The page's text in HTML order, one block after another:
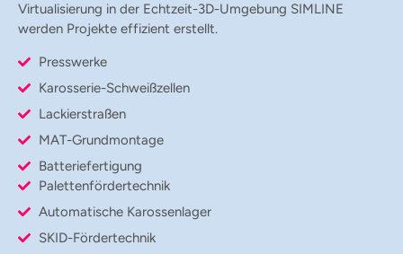
Virtualisierung in der Echtzeit-3D-Umgebung SIMLINE
werden Projekte effizient erstellt.
Presswerke
Karosserie-Schweißzellen
Lackierstraßen
MAT-Grundmontage
Batteriefertigung
Palettenfördertechnik
Automatische Karossenlager
SKID-Fördertechnik